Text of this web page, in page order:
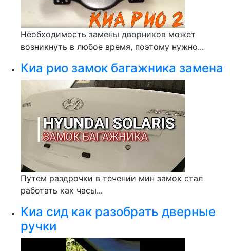
Необходимость замены дворников может
возникнуть в любое время, поэтому нужно...
Киа рио замок багажника замена
Путем раздрочки в течении мин замок стал
работать как часы...
Киа сид как разобрать дверные
ручки